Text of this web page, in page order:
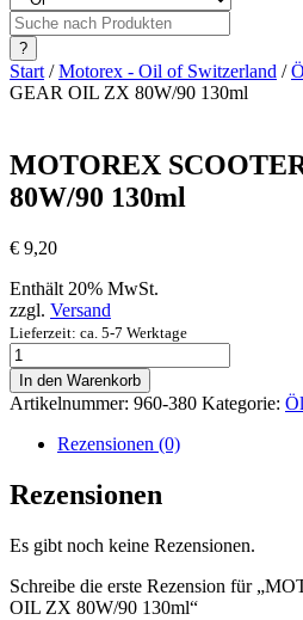
Products
search
?
Start /Motorex - Oil of Switzerland /
GEAR OIL ZX 80W/90 130ml
MOTOREX
80W/90 130ml
€ 9,20
Enthält 20% MwSt.
zzgl. Versand
Lieferzeit: ca. 5-7 Werktage
MOTOREX
SCOOTER
GEAR
OIL
80W/90
130ml
Menge
In den Warenkorb
Artikelnummer: 960-380 Kategorie: Öl
Rezensionen (0)
Rezensionen
Es gibt noch keine Rezensionen.
Schreibe die erste Rezension für
OIL ZX 80W/90 130ml“